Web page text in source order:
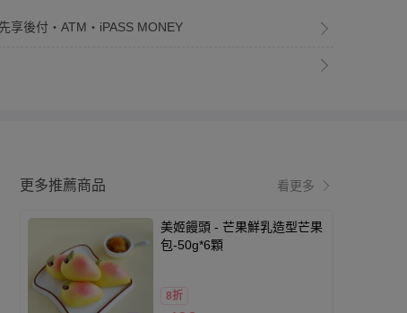
享後付・ATM・iPASS MONEY
更多推薦商品 看更多
美姬饅頭 - 芒果鮮乳造型芒果
包-50g*6顆
8折